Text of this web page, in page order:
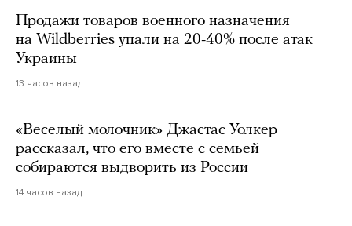
Продажи товаров военного назначения
на Wildberries упали на 20-40% после атак
Украины
13 часов назад
«Веселый молочник» Джастас Уолкер
рассказал, что его вместе с семьей
собираются выдворить из России
14 часов назад